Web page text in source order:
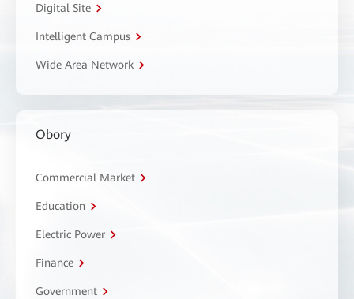
Digital Site
Intelligent Campus
Wide Area Network
Obory
Commercial Market
Education
Electric Power
Finance
Government